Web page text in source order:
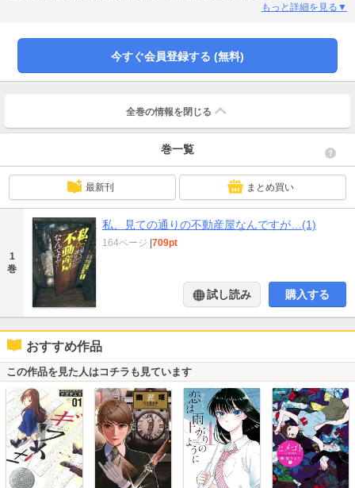
り人怖である…家怖譚が始まる!!!原作者 描き下ろしSS「不動産屋・志波簾の怪
もっと詳細を見る▼
今すぐ会員登録する (無料)
全巻の情報を 閉じる
巻一覧
最新刊 まとめ買い
1
巻
私、見ての通りの不動産屋なんですが…(1)
164ページ |709pt
試し読み 購入する
おすすめ作品
この作品を見た人はコチラも見ています